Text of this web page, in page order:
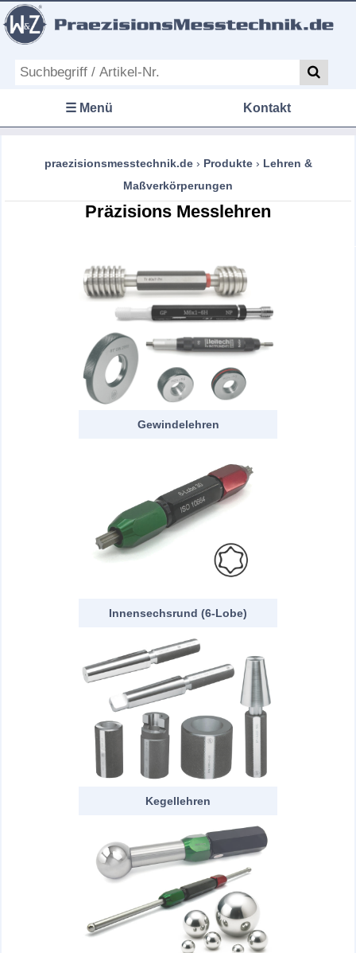
☰ Menü Kontakt
praezisionsmesstechnik.de › Produkte › Lehren &
Maßverkörperungen
Präzisions Messlehren
Gewindelehren
Innensechsrund (6-Lobe)
Kegellehren